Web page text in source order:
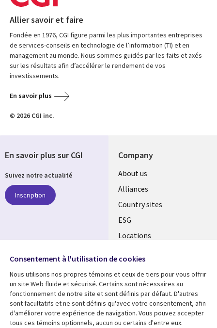
Allier savoir et faire
Fondée en 1976, CGI figure parmi les plus importantes entreprises
de services-conseils en technologie de l’information (TI) et en
management au monde. Nous sommes guidés par les faits et axés
sur les résultats afin d’accélérer le rendement de vos
investissements.
En savoir plus
© 2026 CGI inc.
Company
About us
Alliances
Country sites
ESG
Locations
Ressources Support
En savoir plus sur CGI
Suivez notre actualité
Inscription
SUIVEZ-NOUS
Consentement à l'utilisation de cookies
Nous utilisons nos propres témoins et ceux de tiers pour vous offrir
un site Web fluide et sécurisé. Certains sont nécessaires au
fonctionnement de notre site et sont définis par défaut. D'autres
sont facultatifs et ne sont définis qu'avec votre consentement, afin
d'améliorer votre expérience de navigation. Vous pouvez accepter
tous ces témoins optionnels, aucun ou certains d'entre eux.